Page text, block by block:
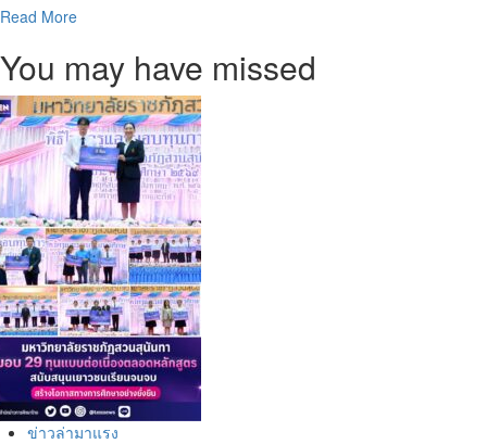
Read MoreRead
about
ทีม
หุ่น
ยนต์
กู้ภัย
iRAP
ROBOT
คว้า
แชมป์
โลก
World
Robocup
Rescue
2024
เป็น
สมัย
ที่
10
You may have missed
ข่าวล่ามาแรง